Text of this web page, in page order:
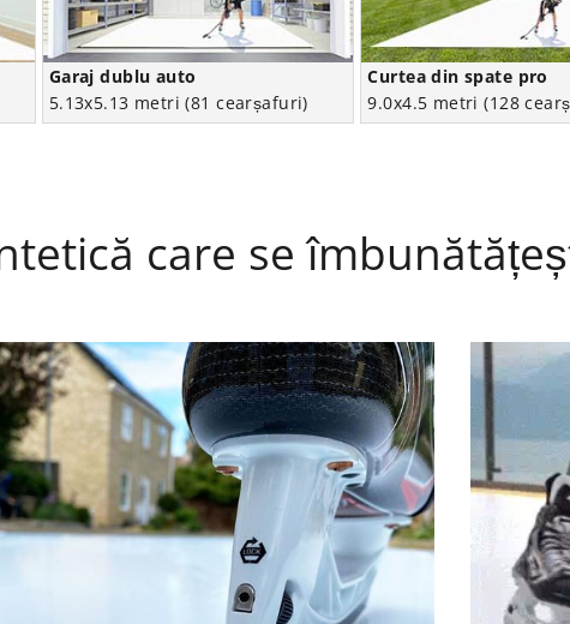
Garaj dublu auto
5.13x5.13 metri (81 cearșafuri)
Curtea din spate pro
9.0x4.5 metri (128
care se